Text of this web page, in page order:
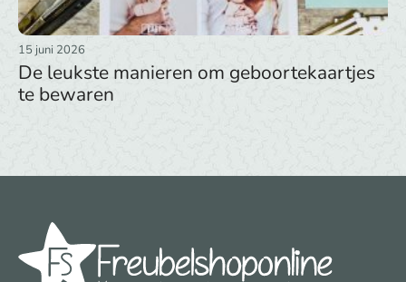
15 juni 2026
De leukste manieren om geboortekaartjes
te bewaren